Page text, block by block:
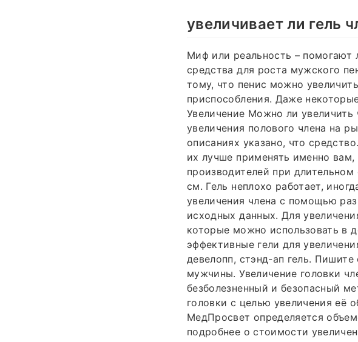
увеличивает ли гель
Миф или реальность – помогают
средства для роста мужского
тому, что пенис можно
приспособления. Даже
Увеличение Можно ли
увеличения полового члена на
описаниях указано, что
их лучше применять именно
производителей при
см. Гель неплохо работает,
увеличения члена с помощью
исходных данных. Для
которые можно использовать в
эффективные гели для
девелопп, стэнд-ап гель. Пишите
мужчины. Увеличение головки
безболезненный и безопасный
головки с целью увеличения её
МедПросвет определяется
подробнее о стоимости